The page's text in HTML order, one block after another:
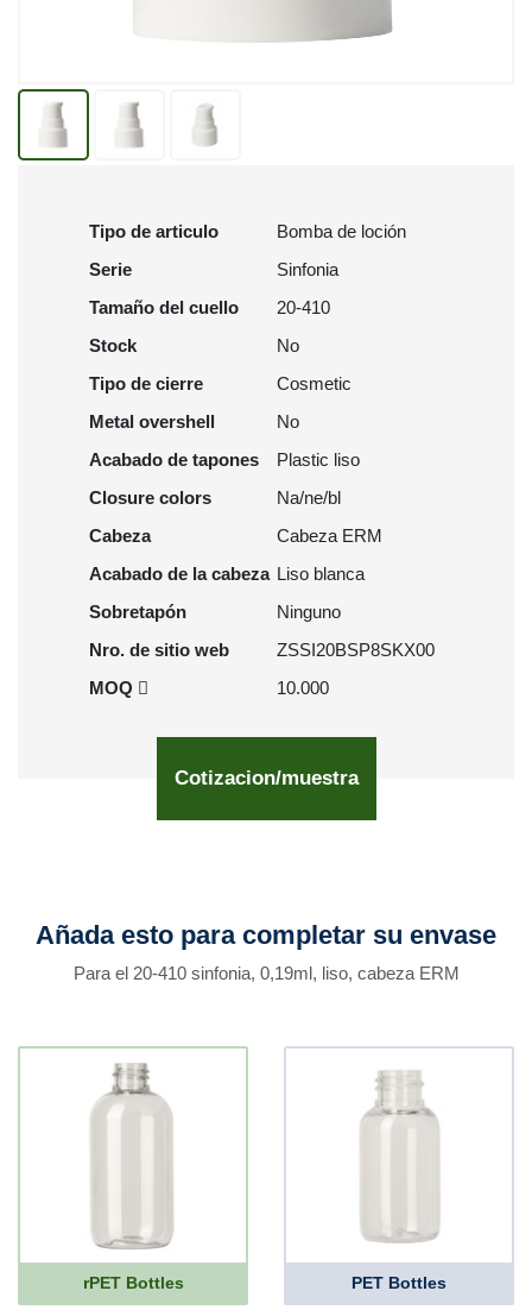
Tipo de articulo
Bomba de loción
Serie
Sinfonia
Tamaño del cuello
20-410
Stock
No
Tipo de cierre
Cosmetic
Metal overshell
No
Acabado de tapones
Plastic liso
Closure colors
Na/ne/bl
Cabeza
Cabeza ERM
Acabado de la cabeza Liso blanca
Sobretapón
Ninguno
Nro. de sitio web
ZSSI20BSP8SKX00
MOQ
10.000
Cotizacion/muestra
Añada esto para completar su envase
Para el 20-410 sinfonia, 0,19ml, liso, cabeza ERM
rPET Bottles PET Bottles